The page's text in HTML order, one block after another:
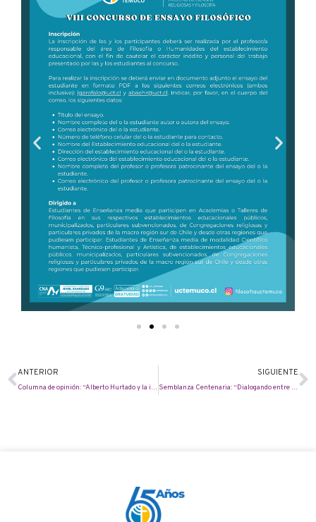
ANTERIOR
Columna de opinión: “Alberto Hurtado y la irradiación de la educación universitaria católica”
SIGUIENTE
Semblanza Centenaria: “Dialogando entre culturas: Cosmovisión y perspectivas actuales del buen vivir”